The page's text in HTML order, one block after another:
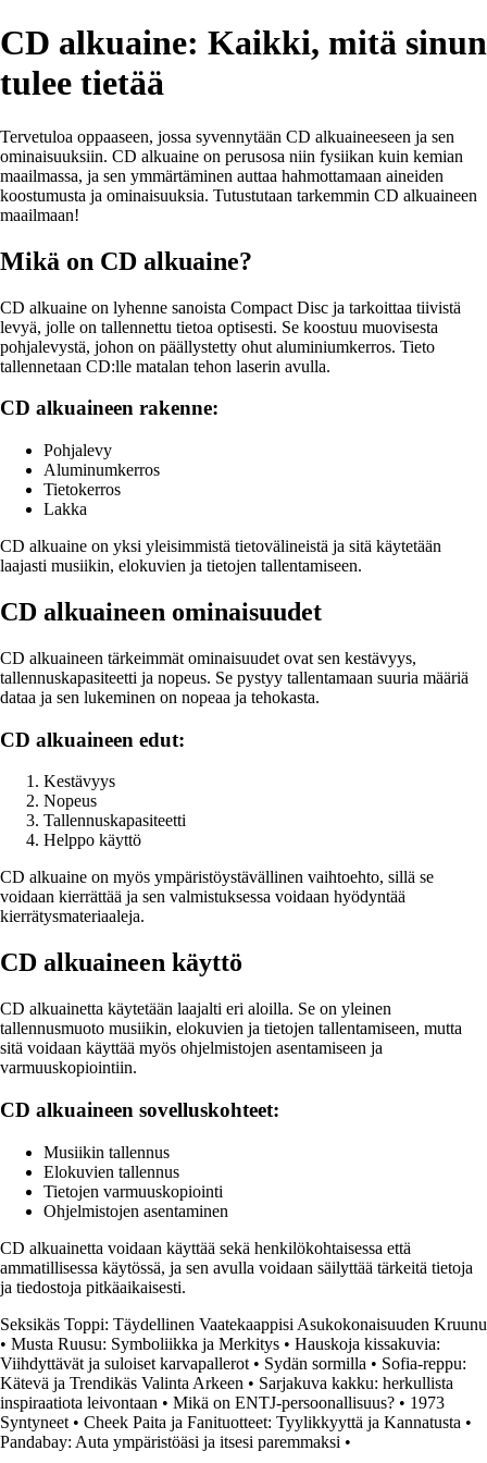
CD alkuaine: Kaikki, mitä sinun
tulee tietää
Tervetuloa oppaaseen, jossa syvennytään CD alkuaineeseen ja sen
ominaisuuksiin. CD alkuaine on perusosa niin fysiikan kuin kemian
maailmassa, ja sen ymmärtäminen auttaa hahmottamaan aineiden
koostumusta ja ominaisuuksia. Tutustutaan tarkemmin CD alkuaineen
maailmaan!
Mikä on CD alkuaine?
CD alkuaine on lyhenne sanoista Compact Disc ja tarkoittaa tiivistä
levyä, jolle on tallennettu tietoa optisesti. Se koostuu muovisesta
pohjalevystä, johon on päällystetty ohut aluminiumkerros. Tieto
tallennetaan CD:lle matalan tehon laserin avulla.
CD alkuaineen rakenne:
Pohjalevy
Aluminumkerros
Tietokerros
Lakka
CD alkuaine on yksi yleisimmistä tietovälineistä ja sitä käytetään
laajasti musiikin, elokuvien ja tietojen tallentamiseen.
CD alkuaineen ominaisuudet
CD alkuaineen tärkeimmät ominaisuudet ovat sen kestävyys,
tallennuskapasiteetti ja nopeus. Se pystyy tallentamaan suuria määriä
dataa ja sen lukeminen on nopeaa ja tehokasta.
CD alkuaineen edut:
Kestävyys
Nopeus
Tallennuskapasiteetti
Helppo käyttö
CD alkuaine on myös ympäristöystävällinen vaihtoehto, sillä se
voidaan kierrättää ja sen valmistuksessa voidaan hyödyntää
kierrätysmateriaaleja.
CD alkuaineen käyttö
CD alkuainetta käytetään laajalti eri aloilla. Se on yleinen
tallennusmuoto musiikin, elokuvien ja tietojen tallentamiseen, mutta
sitä voidaan käyttää myös ohjelmistojen asentamiseen ja
varmuuskopiointiin.
CD alkuaineen sovelluskohteet:
Musiikin tallennus
Elokuvien tallennus
Tietojen varmuuskopiointi
Ohjelmistojen asentaminen
CD alkuainetta voidaan käyttää sekä henkilökohtaisessa että
ammatillisessa käytössä, ja sen avulla voidaan säilyttää tärkeitä tietoja
ja tiedostoja pitkäaikaisesti.
Seksikäs Toppi: Täydellinen Vaatekaappisi Asukokonaisuuden Kruunu
• Musta Ruusu: Symboliikka ja Merkitys • Hauskoja kissakuvia:
Viihdyttävät ja suloiset karvapallerot • Sydän sormilla • Sofia-reppu:
Kätevä ja Trendikäs Valinta Arkeen • Sarjakuva kakku: herkullista
inspiraatiota leivontaan • Mikä on ENTJ-persoonallisuus? • 1973
Syntyneet • Cheek Paita ja Fanituotteet: Tyylikkyyttä ja Kannatusta •
Pandabay: Auta ympäristöäsi ja itsesi paremmaksi •